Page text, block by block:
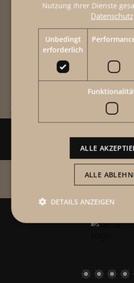
Nutzung ihrer Dienste
Datenschutz
Unbedingt
erforderlich
ALLE
ALLE
DETAILS ANZEIGEN